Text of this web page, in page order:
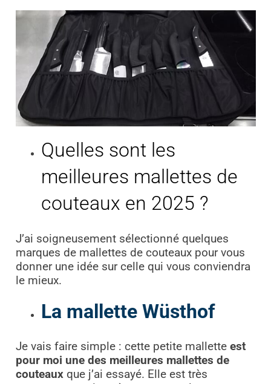
Quelles sont les
meilleures mallettes de
couteaux en 2025 ?
J’ai soigneusement sélectionné quelques
marques de mallettes de couteaux pour vous
donner une idée sur celle qui vous conviendra
le mieux.
La mallette Wüsthof
Je vais faire simple : cette petite mallette est
pour moi une des meilleures mallettes de
couteauxque j’ai essayé. Elle est très